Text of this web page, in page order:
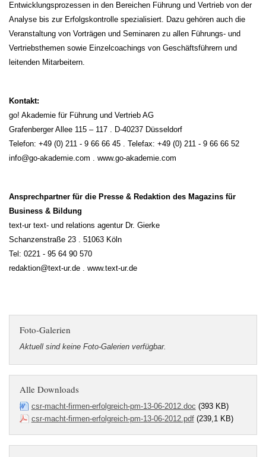
Entwicklungsprozessen in den Bereichen Führung und Vertrieb von der
Analyse bis zur Erfolgskontrolle spezialisiert. Dazu gehören auch die
Veranstaltung von Vorträgen und Seminaren zu allen Führungs- und
Vertriebsthemen sowie Einzelcoachings von Geschäftsführern und
leitenden Mitarbeitern.
Kontakt:
go! Akademie für Führung und Vertrieb AG
Grafenberger Allee 115 – 117 . D-40237 Düsseldorf
Telefon: +49 (0) 211 - 9 66 66 45 . Telefax: +49 (0) 211 - 9 66 66 52
info@go-akademie.com . www.go-akademie.com
Ansprechpartner für die Presse & Redaktion des Magazins für
Business & Bildung
text-ur text- und relations agentur Dr. Gierke
Schanzenstraße 23 . 51063 Köln
Tel: 0221 - 95 64 90 570
redaktion@text-ur.de . www.text-ur.de
Foto-Galerien
Aktuell sind keine Foto-Galerien verfügbar.
Alle Downloads
csr-macht-firmen-erfolgreich-pm-13-06-2012.doc (393 KB)
csr-macht-firmen-erfolgreich-pm-13-06-2012.pdf(239,1 KB)